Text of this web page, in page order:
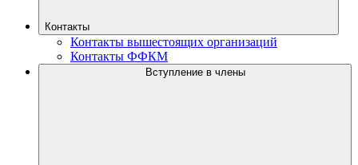
Контакты
Контакты вышестоящих организаций
Контакты ФФКМ
Вступление в члены